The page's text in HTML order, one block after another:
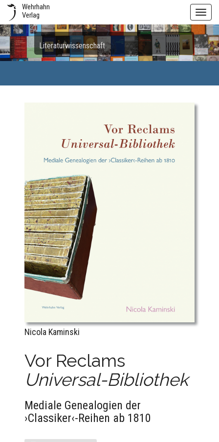
Wehrhahn
Verlag
Literaturwissenschaft
Nicola Kaminski
Vor Reclams
Universal-Bibliothek
Mediale Genealogien der
›Classiker‹-Reihen ab 1810